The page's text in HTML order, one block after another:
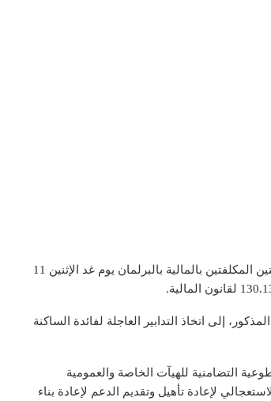
وسيتم، وفق تصريح الناطق الرسمي باسم الحكومة، إخبار اللجنتين المكلفتين بالمالية بالبرلمان يوم غد الإثنين 11
إلى اتخاذ التدابير العاجلة لفائدة الساكنة
التضامنية للهيآت الخاصة والعمومية
لإعادة تأهيل وتقديم الدعم لإعادة بناء